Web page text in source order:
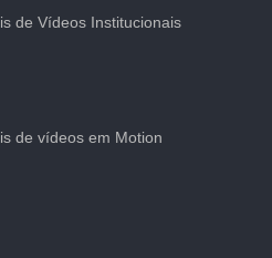
de Vídeos Institucionais
de vídeos em Motion